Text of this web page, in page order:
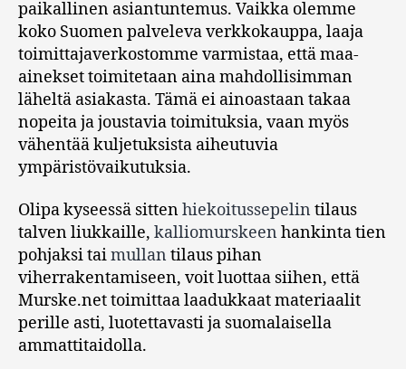
paikallinen asiantuntemus. Vaikka olemme
koko Suomen palveleva verkkokauppa, laaja
toimittajaverkostomme varmistaa, että maa-
ainekset toimitetaan aina mahdollisimman
läheltä asiakasta. Tämä ei ainoastaan takaa
nopeita ja joustavia toimituksia, vaan myös
vähentää kuljetuksista aiheutuvia
ympäristövaikutuksia.
Olipa kyseessä sittenhiekoitussepelin tilaus
talven liukkaille, kalliomurskeen hankinta tien
pohjaksi taimullan tilaus pihan
viherrakentamiseen, voit luottaa siihen, että
Murske.net toimittaa laadukkaat materiaalit
perille asti, luotettavasti ja suomalaisella
ammattitaidolla.